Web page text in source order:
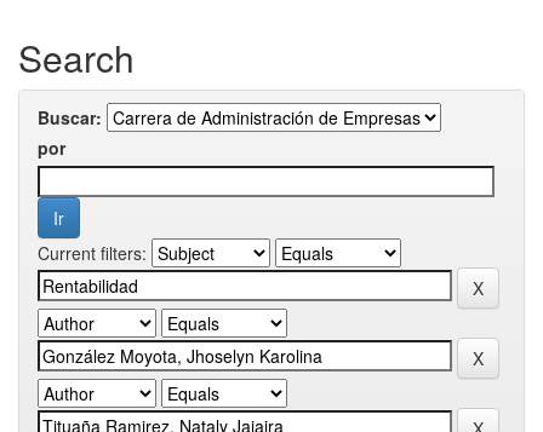
Search
Buscar:
por
Current filters: